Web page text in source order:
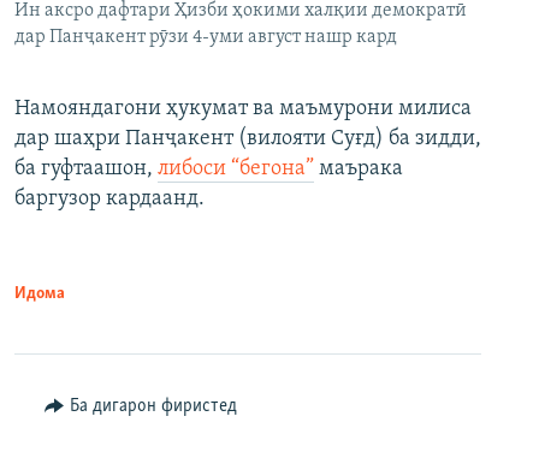
Ин аксро дафтари Ҳизби ҳокими халқии демократӣ
дар Панҷакент рӯзи 4-уми август нашр кард
Намояндагони ҳукумат ва маъмурони милиса
дар шаҳри Панҷакент (вилояти Суғд) ба зидди,
ба гуфтаашон, либоси “бегона” маърака
баргузор кардаанд.
Идома
Ба дигарон фиристед